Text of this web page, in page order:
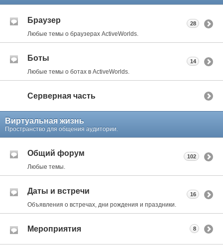
Браузер
Любые темы о браузерах ActiveWorlds.
28
Боты
Любые темы о ботах в ActiveWorlds.
14
Серверная часть
Виртуальная жизнь
Пространство для общения аудитории.
Общий форум
Любые темы.
102
Даты и встречи
Объявления о встречах, дни рождения и праздники.
16
Мероприятия 8